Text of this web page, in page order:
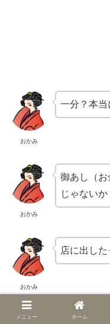
おかみ
一分？本当
おかみ
御あし（
じゃないか
おかみ
店に出した
メニュー ホーム